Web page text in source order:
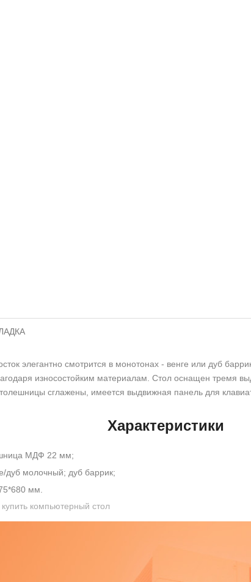
элегантно смотрится в монотонах - венге или дуб
износостойким материалам. Стол оснащен тремя
сглажены, имеется выдвижная панель для
Характеристики
МДФ 22 мм;
дуб молочный; дуб баррик;
мм.
купить компьютерный стол